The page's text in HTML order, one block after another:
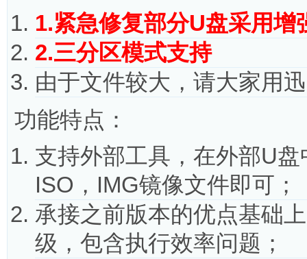
1.紧急修复部分U盘采用增
2.三分区模式支持
由于文件较大，请大家用
功能特点：
支持外部工具，在外部U
ISO，IMG镜像文件即可；
承接之前版本的优点基础
级，包含执行效率问题；